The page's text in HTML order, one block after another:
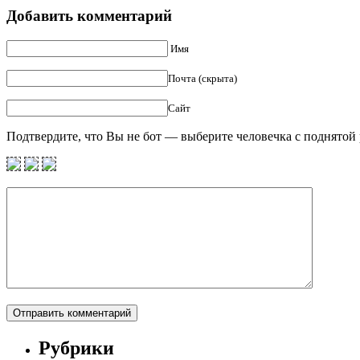
Добавить комментарий
Имя
Почта (скрыта)
Сайт
Подтвердите, что Вы не бот — выберите человечка с поднятой
Рубрики